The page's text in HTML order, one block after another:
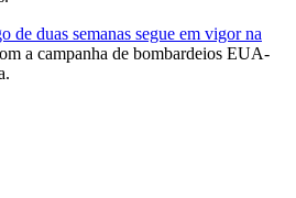
de duas semanas segue em vigor na
a campanha de bombardeios EUA-